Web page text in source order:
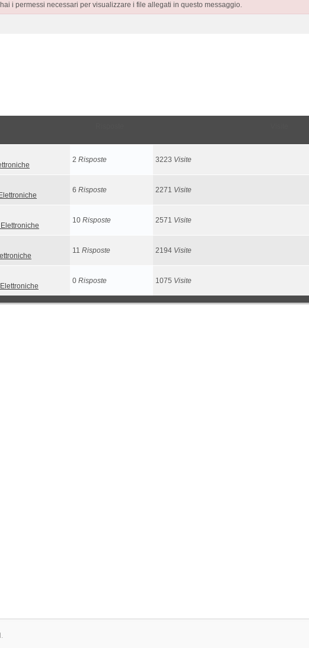
i permessi necessari per visualizzare i file allegati in questo messaggio.
2 Risposte 3223 Visite
6 Risposte 2271 Visite
10 Risposte 2571 Visite
11 Risposte 2194 Visite
0 Risposte 1075 Visite